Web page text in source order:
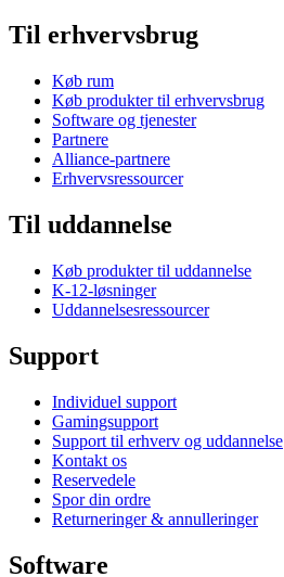
Til erhvervsbrug
Køb rum
Køb produkter til erhvervsbrug
Software og tjenester
Partnere
Alliance-partnere
Erhvervsressourcer
Til uddannelse
Køb produkter til uddannelse
K-12-løsninger
Uddannelsesressourcer
Support
Individuel support
Gamingsupport
Support til erhverv og uddannelse
Kontakt os
Reservedele
Spor din ordre
Returneringer & annulleringer
Software